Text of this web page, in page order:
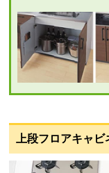
ミドル吊戸棚高さ
お客様のご要望
上段フロアキャビ